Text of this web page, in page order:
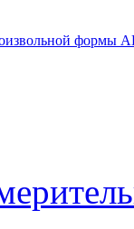
формы